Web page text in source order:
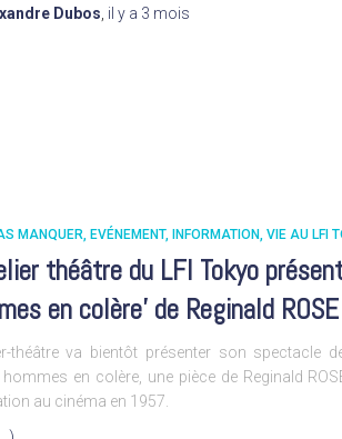
Dubos il y a 3 mois
MANQUER EVÉNEMENT INFORMATION VIE AU LFI
théâtre du LFI Tokyo
en colère’ de Reginald ROSE
théâtre va bientôt présenter son spectacle
hommes en colère, une pièce de Reginald
au cinéma en 1957.